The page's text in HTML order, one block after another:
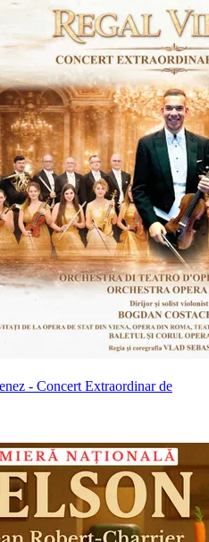
- Concert Extraordinar de